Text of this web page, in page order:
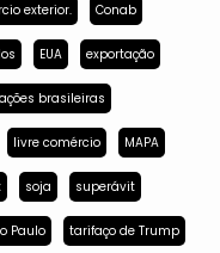
exterior. Conab
EUA exportação
brasileiras
livre comércio MAPA
soja superávit
Paulo tarifaço de Trump